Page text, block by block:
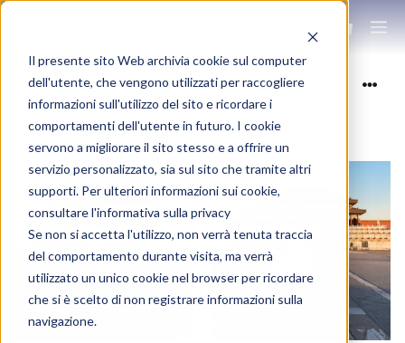
Il presente sito Web archivia cookie sul computer
dell'utente, che vengono utilizzati per raccogliere
informazioni sull'utilizzo del sito e ricordare i
comportamenti dell'utente in futuro. I cookie
servono a migliorare il sito stesso e a offrire un
servizio personalizzato, sia sul sito che tramite altri
supporti. Per ulteriori informazioni sui cookie,
consultare l'informativa sulla privacy
Se non si accetta l'utilizzo, non verrà tenuta traccia
del comportamento durante visita, ma verrà
utilizzato un unico cookie nel browser per ricordare
che si è scelto di non registrare informazioni sulla
navigazione.
Visualizzazione di 21-40 di 188 risultati